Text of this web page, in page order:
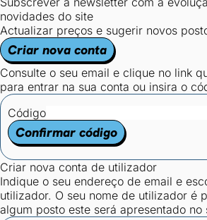
novidades do site
Actualizar preços e sugerir novos
Criar nova conta
Consulte o seu email e clique no link
para entrar na sua conta ou insira o
Código
Confirmar código
Criar nova conta de utilizador
Indique o seu endereço de email e
utilizador. O seu nome de utilizador é
algum posto este será apresentado no